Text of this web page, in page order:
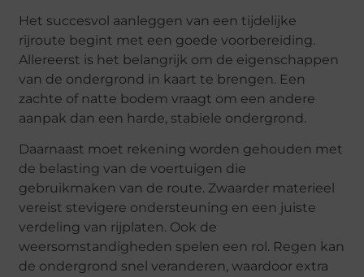
Het succesvol aanleggen van een tijdelijke
rijroute begint met een goede voorbereiding.
Allereerst is het belangrijk om de eigenschappen
van de ondergrond in kaart te brengen. Een
zachte of natte bodem vraagt om een andere
aanpak dan een harde, stabiele ondergrond.
Daarnaast moet rekening worden gehouden met
de belasting van de voertuigen die
gebruikmaken van de route. Zwaarder materieel
vereist stevigere ondersteuning en een juiste
verdeling van rijplaten. Ook de
weersomstandigheden spelen een rol. Regen kan
de ondergrond snel veranderen, waardoor extra